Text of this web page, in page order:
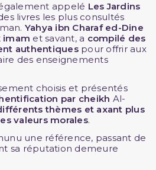
appelé Les Jardins
livres les plus consultés
Yahya ibn Charaf ed-Dine
imam et savant, a compilé des
authentiquespour offrir aux
des enseignements
choisis et présentés
par cheikh Al-
thèmes et axant plus
valeurs morales.
une référence, passant de
sa réputation demeure